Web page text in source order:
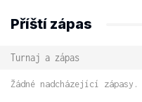
Příští zápas
Turnaj a zápas
Žádné nadcházející zápasy.